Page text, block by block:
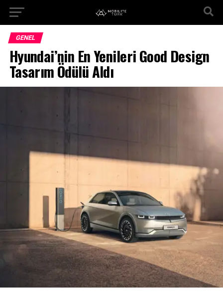
GENEL
Hyundai’nin En Yenileri Good Design
Tasarım Ödülü Aldı